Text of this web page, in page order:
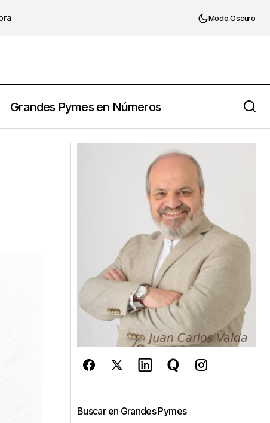
Modo Oscuro
Grandes Pymes en Números
Buscar en Grandes Pymes